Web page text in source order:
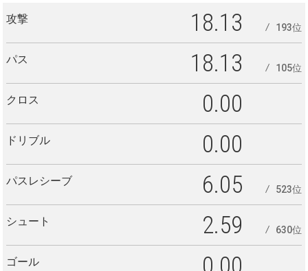
攻撃 18.13 193位
パス 18.13 105位
クロス 0.00
ドリブル 0.00
パスレシーブ 6.05 523位
シュート 2.59 630位
ゴール